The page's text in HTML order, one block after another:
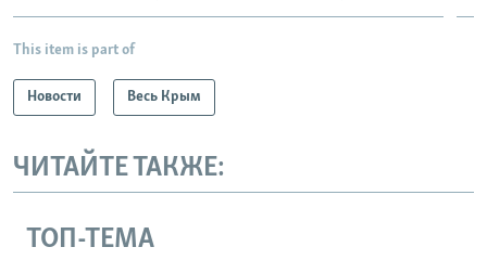
This item is part of
Новости Весь Крым
ЧИТАЙТЕ ТАКЖЕ:
ТОП-ТЕМА